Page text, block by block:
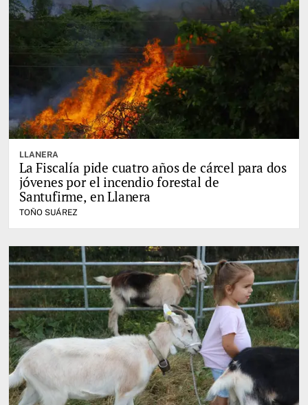
LLANERA
La Fiscalía pide cuatro años de cárcel para dos
jóvenes por el incendio forestal de
Santufirme, en Llanera
TOÑO SUÁREZ